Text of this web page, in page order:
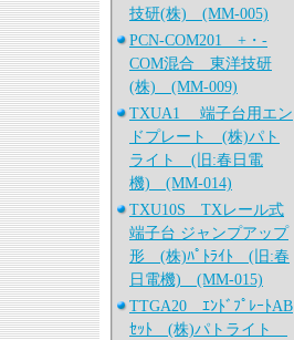
技研(株) (MM-005)
PCN-COM201 +・-
COM混合 東洋技研
(株) (MM-009)
TXUA1 端子台用エン
ドプレート (株)パト
ライト (旧:春日電
機) (MM-014)
TXU10S TXレール式
端子台 ジャンプアップ
形 (株)ﾊﾟﾄﾗｲﾄ (旧:春
日電機) (MM-015)
TTGA20 ｴﾝﾄﾞﾌﾟﾚｰﾄAB
ｾｯﾄ (株)パトライト